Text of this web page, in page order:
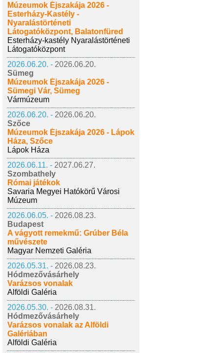
Múzeumok Éjszakája 2026 -
Esterházy-Kastély -
Nyaralástörténeti
Látogatóközpont, Balatonfüred
Esterházy-kastély Nyaralástörténeti
Látogatóközpont
2026.06.20. - 2026.06.20.
Sümeg
Múzeumok Éjszakája 2026 -
Sümegi Vár, Sümeg
Vármúzeum
2026.06.20. - 2026.06.20.
Szőce
Múzeumok Éjszakája 2026 - Lápok
Háza, Szőce
Lápok Háza
2026.06.11. - 2027.06.27.
Szombathely
Római játékok
Savaria Megyei Hatókörű Városi
Múzeum
2026.06.05. - 2026.08.23.
Budapest
A vágyott remekmű: Grúber Béla
művészete
Magyar Nemzeti Galéria
2026.05.31. - 2026.08.23.
Hódmezővásárhely
Varázsos vonalak
Alföldi Galéria
2026.05.30. - 2026.08.31.
Hódmezővásárhely
Varázsos vonalak az Alföldi
Galériában
Alföldi Galéria